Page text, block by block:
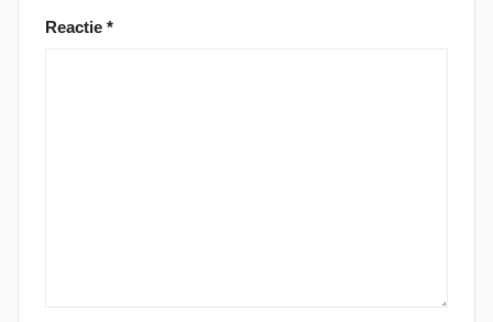
Reactie *